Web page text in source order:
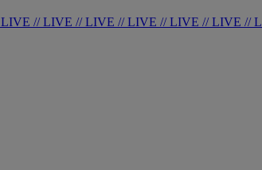
LIVE // LIVE // LIVE // LIVE // LIVE // LIVE //